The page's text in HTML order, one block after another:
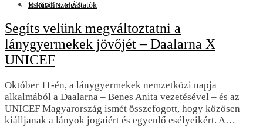
Esküvői szolgáltatók
MINDEN MÁS
Segíts velünk megváltoztatni a
lánygyermekek jövőjét – Daalarna X
UNICEF
Október 11-én, a lánygyermekek nemzetközi napja
alkalmából a Daalarna – Benes Anita vezetésével – és az
UNICEF Magyarország ismét összefogott, hogy közösen
kiálljanak a lányok jogaiért és egyenlő esélyeikért. A…